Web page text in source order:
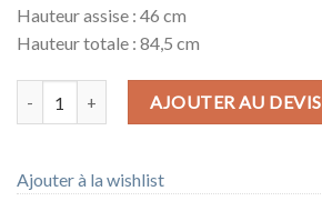
Hauteur assise : 46 cm
Hauteur totale : 84,5 cm
quantité de CHAISE MILLAUAJOUTER AU DEVIS
Ajouter à la wishlist